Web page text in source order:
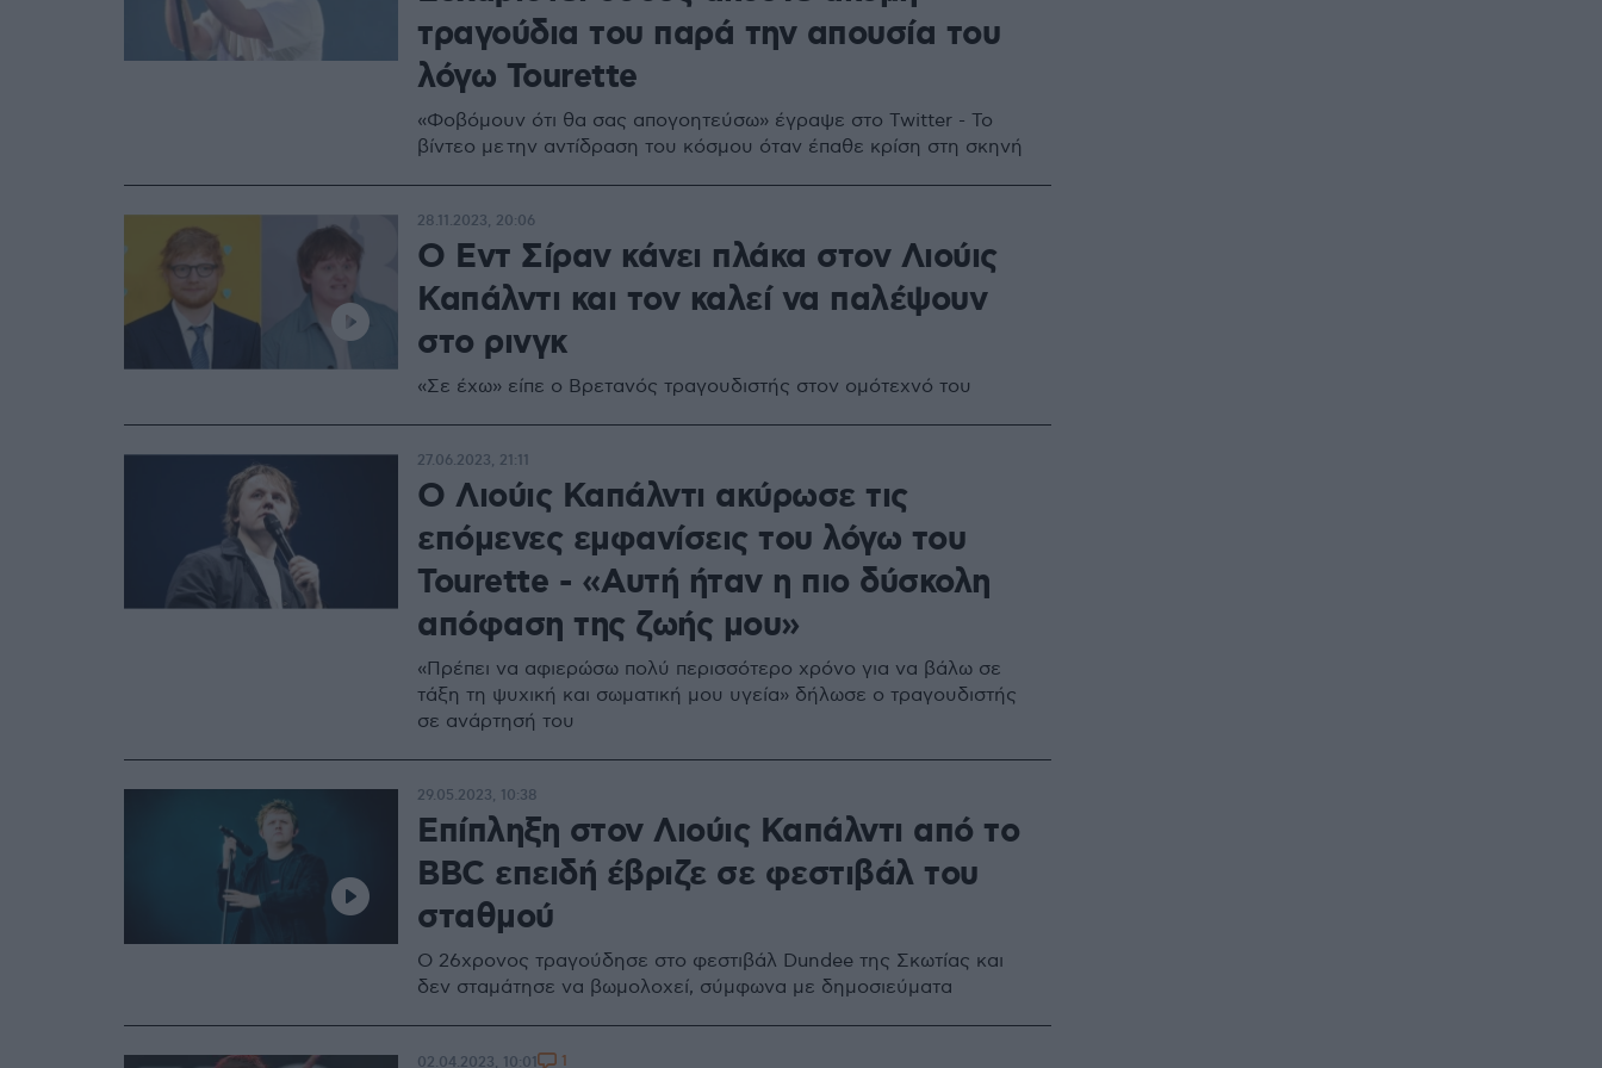
τραγούδια του παρά την απουσία του
λόγω Tourette
«Φοβόμουν ότι θα σας απογοητεύσω» έγραψε στο Twitter - Το
βίντεο με την αντίδραση του κόσμου όταν έπαθε κρίση στη σκηνή
Ο Εντ Σίραν κάνει πλάκα στον Λιούις
Καπάλντι και τον καλεί να παλέψουν
στο ρινγκ
«Σε έχω» είπε ο Βρετανός τραγουδιστής στον ομότεχνό του
28.11.2023, 20:06
Ο Λιούις Καπάλντι ακύρωσε τις
επόμενες εμφανίσεις του λόγω του
Tourette - «Αυτή ήταν η πιο δύσκολη
απόφαση της ζωής μου»
«Πρέπει να αφιερώσω πολύ περισσότερο χρόνο για να βάλω σε
τάξη τη ψυχική και σωματική μου υγεία» δήλωσε ο τραγουδιστής
σε ανάρτησή του
27.06.2023, 21:11
Επίπληξη στον Λιούις Καπάλντι από το
BBC επειδή έβριζε σε φεστιβάλ του
σταθμού
Ο 26χρονος τραγούδησε στο φεστιβάλ Dundee της Σκωτίας και
δεν σταμάτησε να βωμολοχεί, σύμφωνα με δημοσιεύματα
29.05.2023, 10:38
02.04.2023, 10:01 1